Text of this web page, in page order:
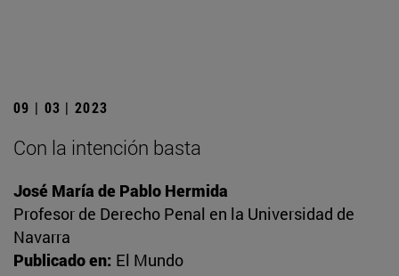
09 | 03 | 2023
Con la intención basta
José María de Pablo Hermida
Profesor de Derecho Penal en la Universidad de
Navarra
Publicado en: El Mundo